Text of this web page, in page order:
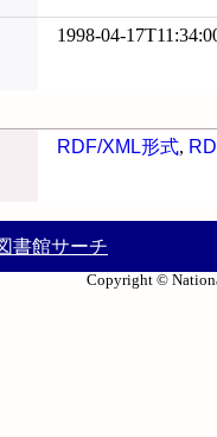
1998-04-
RDF/XML形式,
書館サーチ
Copyright ©